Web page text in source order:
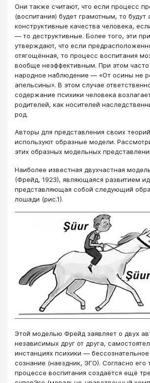
Они также считают, что если процесс
(воспитания) будет грамотным, то будут
конструктивные качества человека,
― то деструктивные. Более того, эти
утверждают, что если
отягощённая, то процесс воспитания
вообще неэффективным. При этом часто
народное наблюдение ― «От осины не
апельсины». В этом случае
содержание психики человека
родителей, как носителей
род.
Авторы для представления своих
используют образные модели.
этих образных модельных
Наиболее известная двухчастная
(Фрейд, 1923), являющаяся развитием
представляющая собой следующий
лошади (рис.1).
Этой моделью Фрейд заявляет о двух
независимых друг от друга,
инстанциях психики ―
сознание (наездник, ЭГО). Согласно его
процессе воспитания создаётся ещё